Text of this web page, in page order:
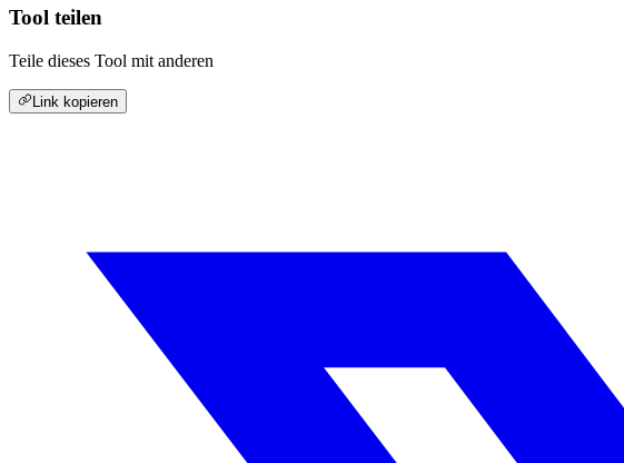
Tool teilen
Teile dieses Tool mit anderen
Link kopieren